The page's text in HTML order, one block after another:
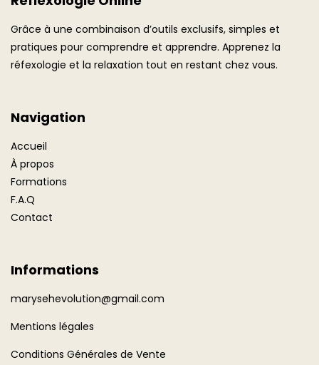
Grâce à une combinaison d’outils exclusifs, simples et
pratiques pour comprendre et apprendre. Apprenez la
réfexologie et la relaxation tout en restant chez vous.
Navigation
Accueil
À propos
Formations
F.A.Q
Contact
Informations
marysehevolution@gmail.com
Mentions légales
Conditions Générales de Vente